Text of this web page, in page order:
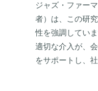
ジャズ・ファー
者）は、この研
性を強調していま
適切な介入が、
をサポートし、